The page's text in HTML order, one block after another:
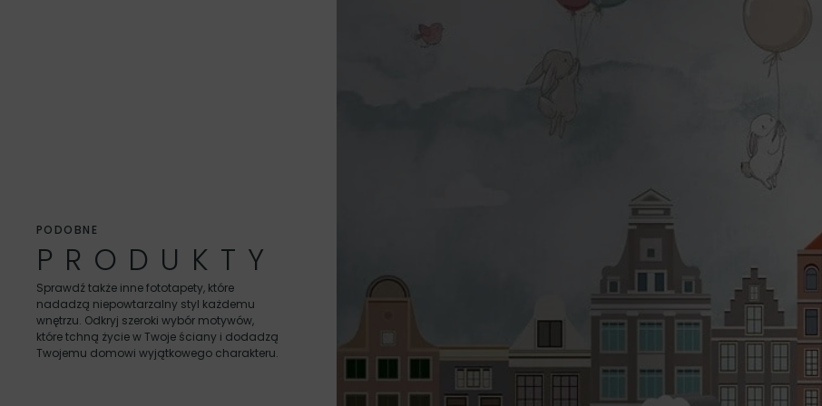
Kreator kadrowania ukazuje tylko proponowaną ilość brytów. Jeśli potrzebujesz
konkretną szerokość brytu to zapisz taką informację w uwagach dla sprzedającego.
Jeśli szerokość, którą potrzebujesz nie będzie dostępna to wydrukujemy fototapetę w
mniejszych brytach
PODOBNE
PRODUKTY
Sprawdź także inne fototapety, które
nadadzą niepowtarzalny styl każdemu
wnętrzu. Odkryj szeroki wybór motywów,
które tchną życie w Twoje ściany i dodadzą
Twojemu domowi wyjątkowego charakteru.